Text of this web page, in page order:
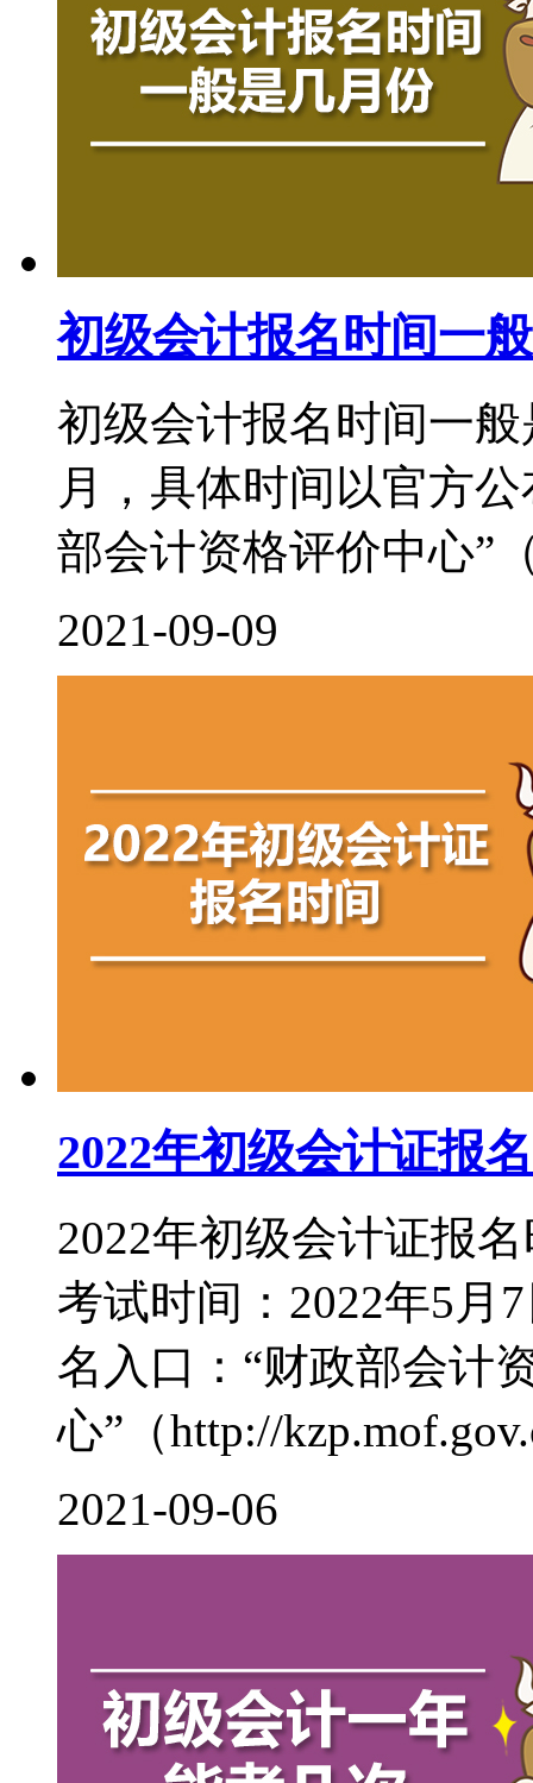
初级会计报名时间一
初级会计报名时间一
月，具体时间以官方
部会计资格评价中心”
2021-09-09
2022年初级会计证报
2022年初级会计证报
考试时间：2022年5月
名入口：“财政部会计
心”（http://
2021-09-06